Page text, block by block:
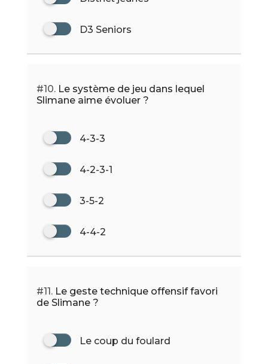
D3 Seniors
#10.Le système de jeu dans lequel
Slimane aime évoluer ?
4-3-3
4-2-3-1
3-5-2
4-4-2
#11.Le geste technique offensif favori
de Slimane ?
Le coup du foulard